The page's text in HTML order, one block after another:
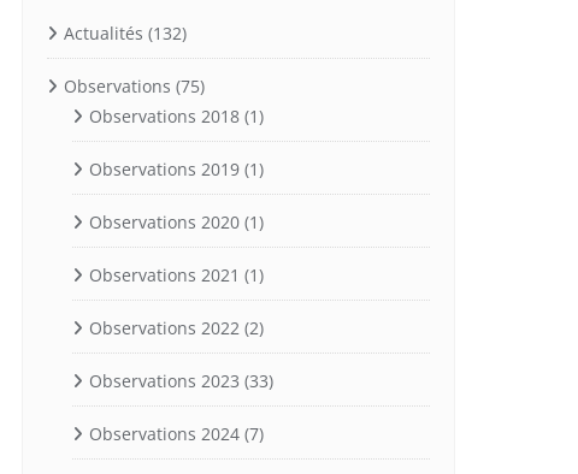
Actualités (132)
Observations (75)
Observations 2018 (1)
Observations 2019 (1)
Observations 2020 (1)
Observations 2021 (1)
Observations 2022 (2)
Observations 2023 (33)
Observations 2024 (7)